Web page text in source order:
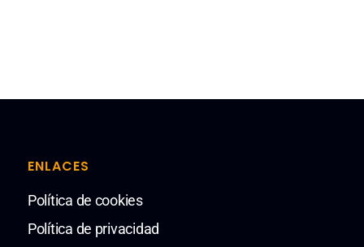
ENLACES
Política de cookies
Política de privacidad